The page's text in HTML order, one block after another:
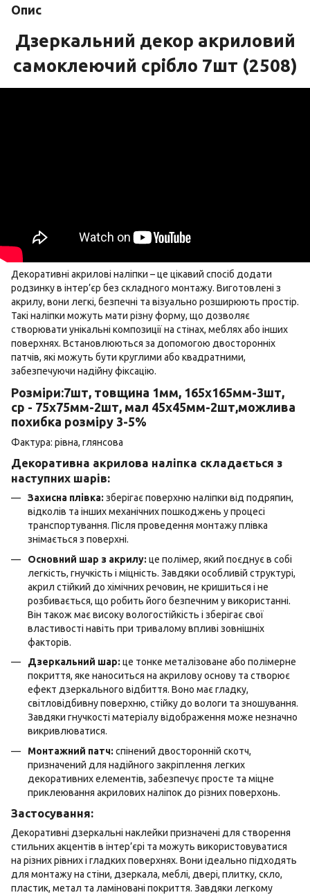
Опис
Дзеркальний декор акриловий
самоклеючий срібло 7шт (2508)
Декоративні акрилові наліпки – це цікавий спосіб додати
родзинку в інтер’єр без складного монтажу. Виготовлені з
акрилу, вони легкі, безпечні та візуально розширюють простір.
Такі наліпки можуть мати різну форму, що дозволяє
створювати унікальні композиції на стінах, меблях або інших
поверхнях. Встановлюються за допомогою двосторонніх
патчів, які можуть бути круглими або квадратними,
забезпечуючи надійну фіксацію.
Розміри:7шт, товщина 1мм, 165х165мм-3шт,
ср - 75х75мм-2шт, мал 45х45мм-2шт,можлива
похибка розміру 3-5%
Фактура: рівна, глянсова
Декоративна акрилова наліпка складається з
наступних шарів:
Захисна плівка: зберігає поверхню наліпки від подряпин,
відколів та інших механічних пошкоджень у процесі
транспортування. Після проведення монтажу плівка
знімається з поверхні.
Основний шар з акрилу: це полімер, який поєднує в собі
легкість, гнучкість і міцність. Завдяки особливій структурі,
акрил стійкий до хімічних речовин, не кришиться і не
розбивається, що робить його безпечним у використанні.
Він також має високу вологостійкість і зберігає свої
властивості навіть при тривалому впливі зовнішніх
факторів.
Дзеркальний шар: це тонке металізоване або полімерне
покриття, яке наноситься на акрилову основу та створює
ефект дзеркального відбиття. Воно має гладку,
світловідбивну поверхню, стійку до вологи та зношування.
Завдяки гнучкості матеріалу відображення може незначно
викривлюватися.
Монтажний патч: спінений двосторонній скотч,
призначений для надійного закріплення легких
декоративних елементів, забезпечує просте та міцне
приклеювання акрилових наліпок до різних поверхонь.
Застосування:
Декоративні дзеркальні наклейки призначені для створення
стильних акцентів в інтер’єрі та можуть використовуватися
на різних рівних і гладких поверхнях. Вони ідеально підходять
для монтажу на стіни, дзеркала, меблі, двері, плитку, скло,
пластик, метал та ламіновані покриття. Завдяки легкому